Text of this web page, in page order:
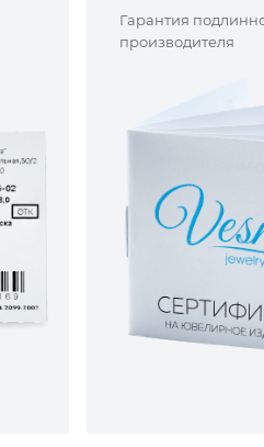
Гарантия
производителя